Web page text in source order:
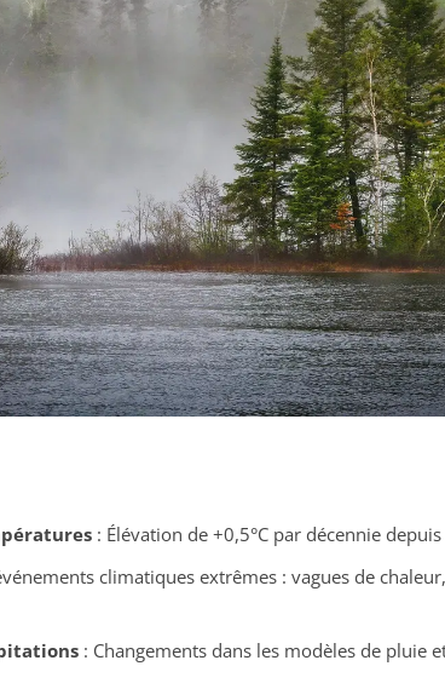
: Élévation de +0,5°C par décennie
climatiques extrêmes : vagues de
: Changements dans les modèles de pluie